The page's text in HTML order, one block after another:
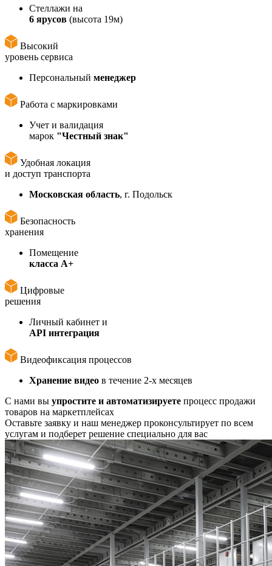
Стеллажи на
6 ярусов (высота 19м)
Высокий
уровень сервиса
Персональный менеджер
Работа с маркировками
Учет и валидация
марок "Честный знак"
Удобная локация
и доступ транспорта
Московская область, г. Подольск
Безопасность
хранения
Помещение
класса А+
Цифровые
решения
Личный кабинет и
API интеграция
Видеофиксация процессов
Хранение видео в течение 2-х месяцев
С нами вы упростите и автоматизируете процесс продажи
товаров на маркетплейсах
Оставьте заявку и наш менеджер проконсультирует по всем
услугам и подберет решение специально для вас